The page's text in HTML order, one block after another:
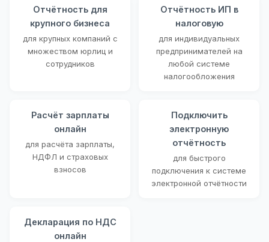
Отчётность для
крупного бизнеса
для крупных компаний с
множеством юрлиц и
сотрудников
Отчётность ИП в
налоговую
для индивидуальных
предпринимателей на
любой системе
налогообложения
Расчёт зарплаты
онлайн
для расчёта зарплаты,
НДФЛ и страховых
взносов
Подключить
электронную
отчётность
для быстрого
подключения к системе
электронной отчётности
Декларация по НДС
онлайн